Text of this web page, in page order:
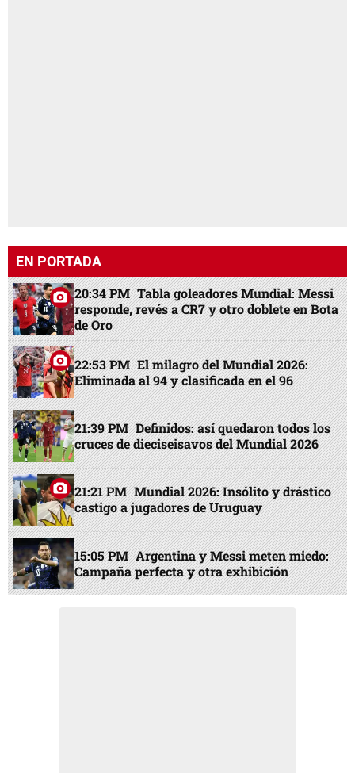
EN PORTADA
20:34 PM Tabla goleadores Mundial: Messi
responde, revés a CR7 y otro doblete en Bota
de Oro
22:53 PM El milagro del Mundial 2026:
Eliminada al 94 y clasificada en el 96
21:39 PM Definidos: así quedaron todos los
cruces de dieciseisavos del Mundial 2026
21:21 PM Mundial 2026: Insólito y drástico
castigo a jugadores de Uruguay
15:05 PM Argentina y Messi meten miedo:
Campaña perfecta y otra exhibición